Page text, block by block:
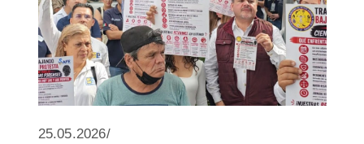
25.05.2026/